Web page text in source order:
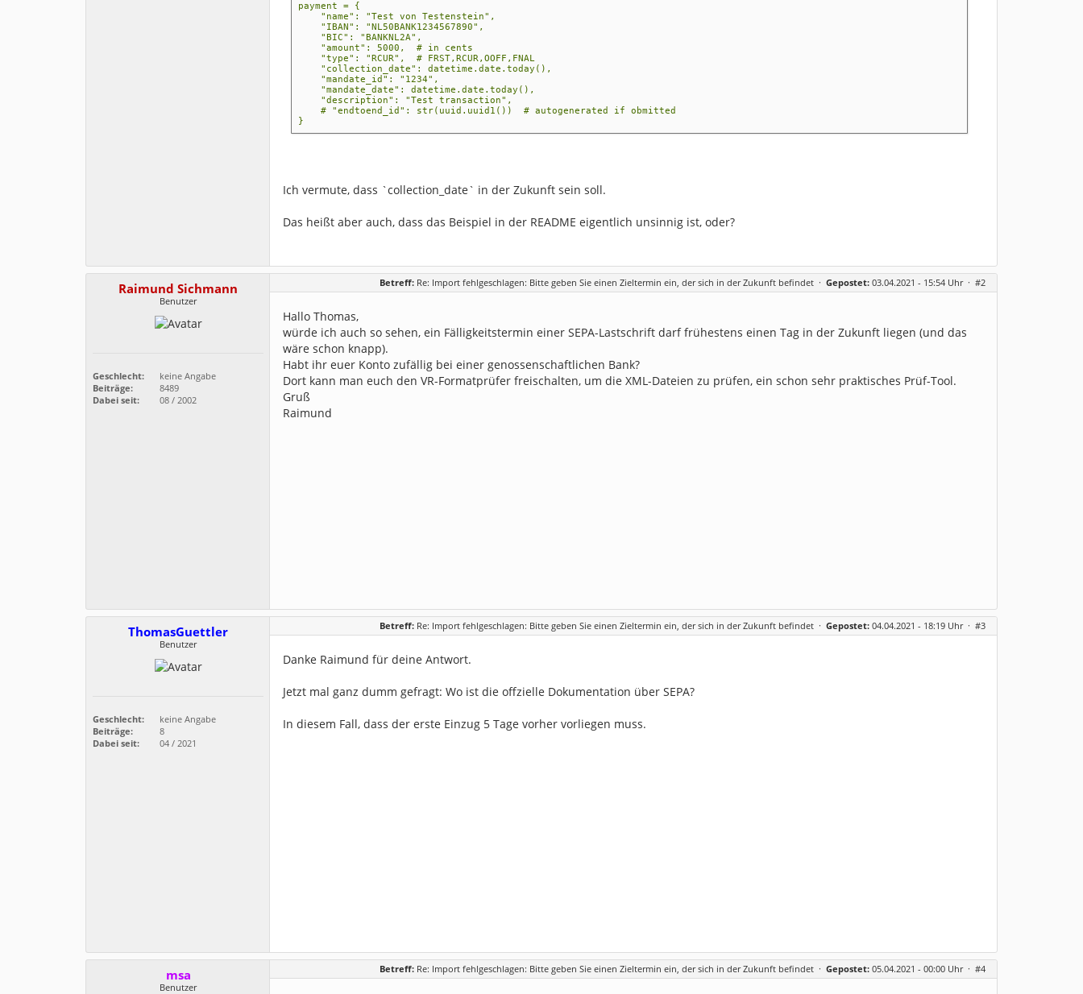
payment = {
"name": "Test von Testenstein",
"IBAN": "NL50BANK1234567890",
"BIC": "BANKNL2A",
"amount": 5000, # in cents
"type": "RCUR", # FRST,RCUR,OOFF,FNAL
"collection_date": datetime.date.today(),
"mandate_id": "1234",
"mandate_date": datetime.date.today(),
"description": "Test transaction",
# "endtoend_id": str(uuid.uuid1()) # autogenerated if obmitted
}
Ich vermute, dass `collection_date` in der Zukunft sein soll.
Das heißt aber auch, dass das Beispiel in der README eigentlich unsinnig ist, oder?
Raimund Sichmann
Benutzer
Geschlecht:
keine Angabe
Beiträge:
8489
Dabei seit:
08 / 2002
Betreff: Re: Import fehlgeschlagen: Bitte geben Sie einen Zieltermin ein, der sich in der Zukunft befindet · Gepostet: 03.04.2021 - 15:54 Uhr · #2
Hallo Thomas,
würde ich auch so sehen, ein Fälligkeitstermin einer SEPA-Lastschrift darf frühestens einen Tag in der Zukunft liegen (und das
wäre schon knapp).
Habt ihr euer Konto zufällig bei einer genossenschaftlichen Bank?
Dort kann man euch den VR-Formatprüfer freischalten, um die XML-Dateien zu prüfen, ein schon sehr praktisches Prüf-Tool.
Gruß
Raimund
ThomasGuettler
Benutzer
Geschlecht:
keine Angabe
Beiträge:
8
Dabei seit:
04 / 2021
Betreff: Re: Import fehlgeschlagen: Bitte geben Sie einen Zieltermin ein, der sich in der Zukunft befindet · Gepostet: 04.04.2021 - 18:19 Uhr · #3
Danke Raimund für deine Antwort.
Jetzt mal ganz dumm gefragt: Wo ist die offzielle Dokumentation über SEPA?
In diesem Fall, dass der erste Einzug 5 Tage vorher vorliegen muss.
msa
Benutzer
Betreff: Re: Import fehlgeschlagen: Bitte geben Sie einen Zieltermin ein, der sich in der Zukunft befindet · Gepostet: 05.04.2021 - 00:00 Uhr · #4